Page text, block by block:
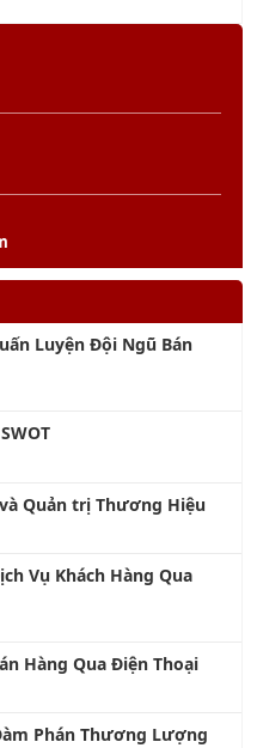
Luyện Đội Ngũ Bán
Quản trị Thương Hiệu
Vụ Khách Hàng Qua
Hàng Qua Điện Thoại
Phán Thương Lượng